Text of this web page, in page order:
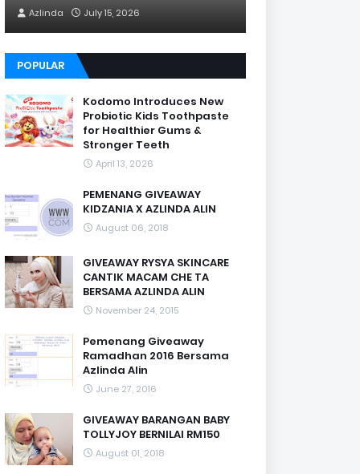
Azlinda July 15, 2026
POPULAR
Kodomo Introduces New
Probiotic Kids Toothpaste
for Healthier Gums &
Stronger Teeth
April 13, 2026
PEMENANG GIVEAWAY
KIDZANIA X AZLINDA ALIN
August 06, 2018
GIVEAWAY RYSYA SKINCARE
CANTIK MACAM CHE TA
BERSAMA AZLINDA ALIN
November 24, 2015
Pemenang Giveaway
Ramadhan 2016 Bersama
Azlinda Alin
June 27, 2016
GIVEAWAY BARANGAN BABY
TOLLYJOY BERNILAI RM150
August 01, 2018